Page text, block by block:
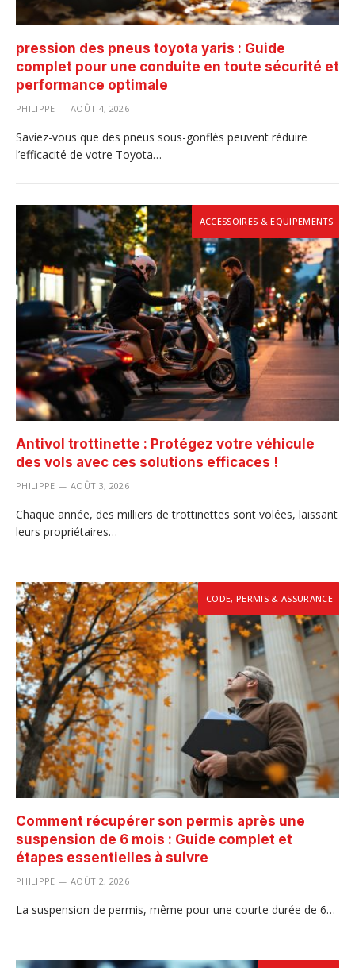
pression des pneus toyota yaris : Guide
complet pour une conduite en toute sécurité et
performance optimale
PHILIPPE AOÛT 4, 2026
Saviez-vous que des pneus sous-gonflés peuvent réduire
l’efficacité de votre Toyota…
ACCESSOIRES & EQUIPEMENTS
Antivol trottinette : Protégez votre véhicule
des vols avec ces solutions efficaces !
PHILIPPE AOÛT 3, 2026
Chaque année, des milliers de trottinettes sont volées, laissant
leurs propriétaires…
CODE, PERMIS & ASSURANCE
Comment récupérer son permis après une
suspension de 6 mois : Guide complet et
étapes essentielles à suivre
PHILIPPE AOÛT 2, 2026
La suspension de permis, même pour une courte durée de 6…